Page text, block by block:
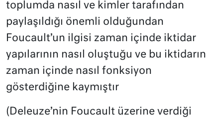
toplumda nasıl ve kimler tarafından
paylaşıldığı önemli olduğundan
Foucault’un ilgisi zaman içinde iktidar
yapılarının nasıl oluştuğu ve bu iktidarın
zaman içinde nasıl fonksiyon
gösterdiğine kaymıştır
(Deleuze’nin Foucault üzerine verdiği